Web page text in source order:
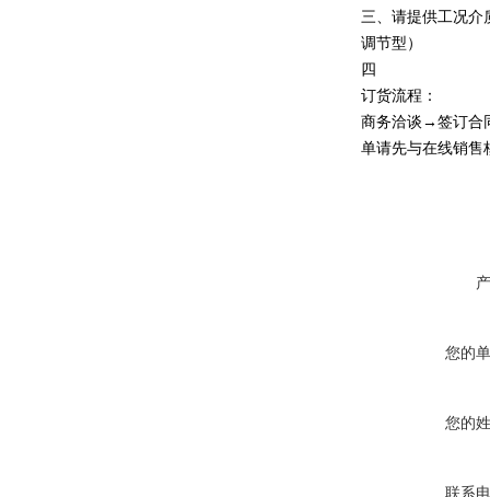
三、请提供工况介
调节型）
四
订货流程：
商务洽谈→签订合
单请先与在线销售
您的
您的
联系